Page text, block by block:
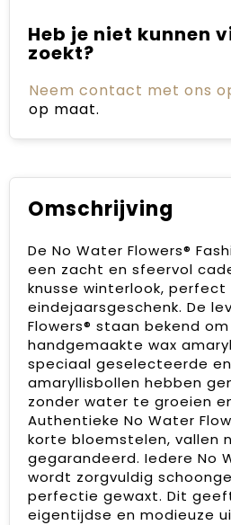
Heb je niet kunnen
zoekt?
Neem contact met ons
op maat.
Omschrijving
De No Water Flowers®
een zacht en sfeervol
knusse winterlook, perfect
eindejaarsgeschenk. De
Flowers® staan bekend
handgemaakte wax
speciaal geselecteerde
amaryllisbollen hebben
zonder water te groeien
Authentieke No Water
korte bloemstelen, vallen
gegarandeerd. Iedere No
wordt zorgvuldig
perfectie gewaxt. Dit
eigentijdse en modieuze